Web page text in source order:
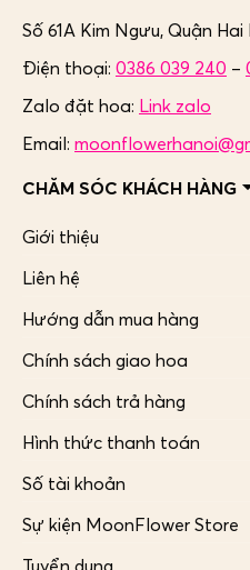
Số 61A Kim Ngưu, Quận
Điện thoại: 0386 039 240 –
Zalo đặt hoa: Link zalo
Email:
CHĂM SÓC KHÁCH HÀNG
Giới thiệu
Liên hệ
Hướng dẫn mua hàng
Chính sách giao hoa
Chính sách trả hàng
Hình thức thanh toán
Số tài khoản
Sự kiện MoonFlower Store
Tuyển dụng